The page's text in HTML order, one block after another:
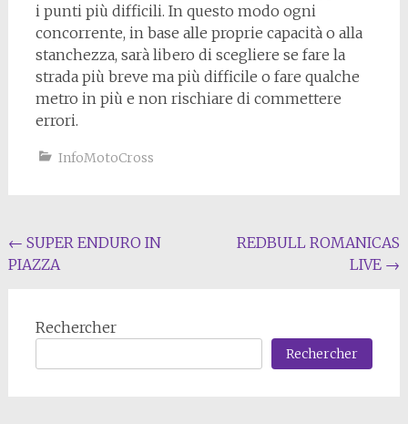
i punti più difficili. In questo modo ogni
concorrente, in base alle proprie capacità o alla
stanchezza, sarà libero di scegliere se fare la
strada più breve ma più difficile o fare qualche
metro in più e non rischiare di commettere
errori.
InfoMotoCross
Navigation
de
← SUPER ENDURO IN
PIAZZA
REDBULL ROMANICAS
LIVE →
Rechercher
Rechercher